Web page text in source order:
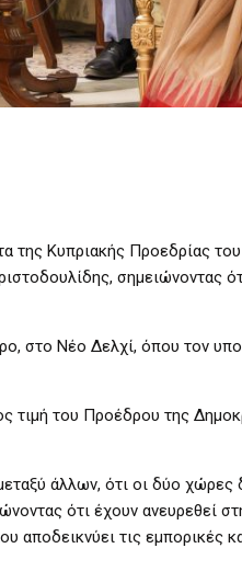
της Κυπριακής Προεδρίας
σημειώνοντας
στο Νέο Δελχί, όπου τον
τιμή του Προέδρου της
άλλων, ότι οι δύο χώρες
ότι έχουν ανευρεθεί
τις εμπορικές